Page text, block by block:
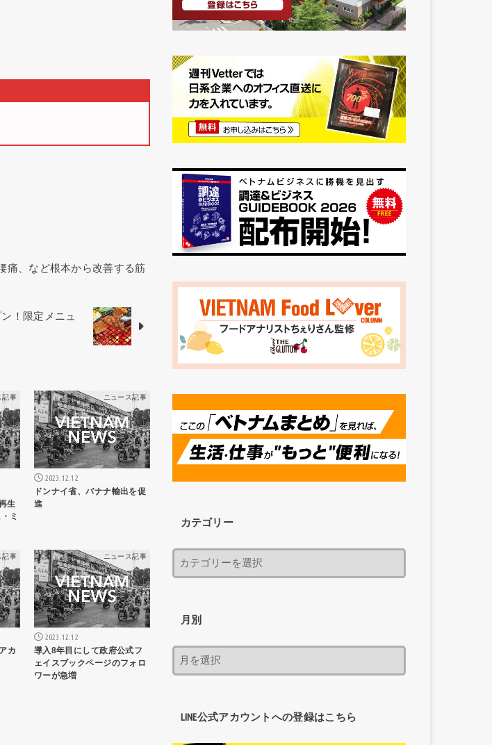
痛、など根本から改善する筋
！限定メニュ
記事
生
ミ
ニュース記事
2023.12.12
ドンナイ省、バナナ輸出を促
進
記事
カ
ニュース記事
2023.12.12
導入8年目にして政府公式フ
ェイスブックページのフォロ
ワーが急増
カテゴリー
月別
LINE公式アカウントへの登録はこちら